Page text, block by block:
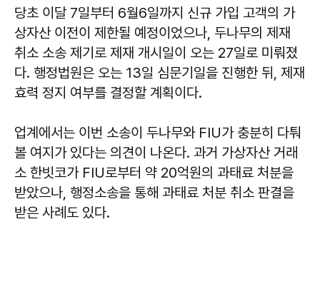
당초 이달 7일부터 6월6일까지 신규 가입 고객의 가
상자산 이전이 제한될 예정이었으나, 두나무의 제재
취소 소송 제기로 제재 개시일이 오는 27일로 미뤄졌
다. 행정법원은 오는 13일 심문기일을 진행한 뒤, 제재
효력 정지 여부를 결정할 계획이다.
업계에서는 이번 소송이 두나무와 FIU가 충분히 다퉈
볼 여지가 있다는 의견이 나온다. 과거 가상자산 거래
소 한빗코가 FIU로부터 약 20억원의 과태료 처분을
받았으나, 행정소송을 통해 과태료 처분 취소 판결을
받은 사례도 있다.